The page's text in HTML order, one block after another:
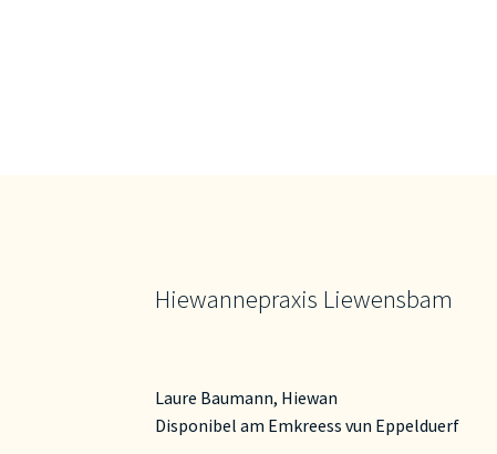
Hiewannepraxis Liewensbam
Laure Baumann, Hiewan
Disponibel am Emkreess vun Eppelduerf